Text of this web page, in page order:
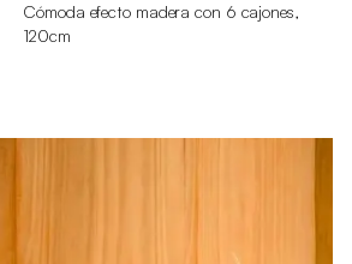
Cómoda efecto madera con 6 cajones,
120cm